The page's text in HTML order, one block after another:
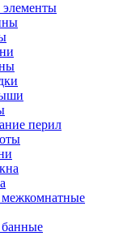
перил